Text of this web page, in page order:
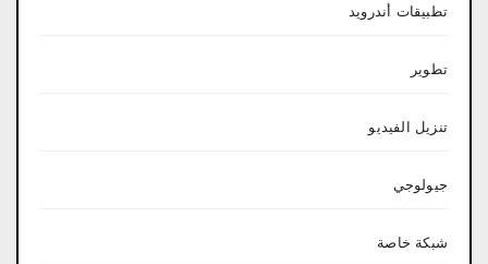
تطبيقات أندرويد
تطوير
تنزيل الفيديو
جيولوجي
شبكة خاصة